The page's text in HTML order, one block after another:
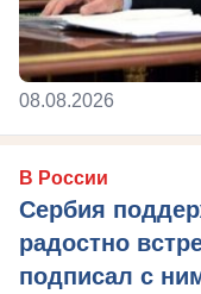
08.08.2026
В России
Сербия
радостно
подписал с